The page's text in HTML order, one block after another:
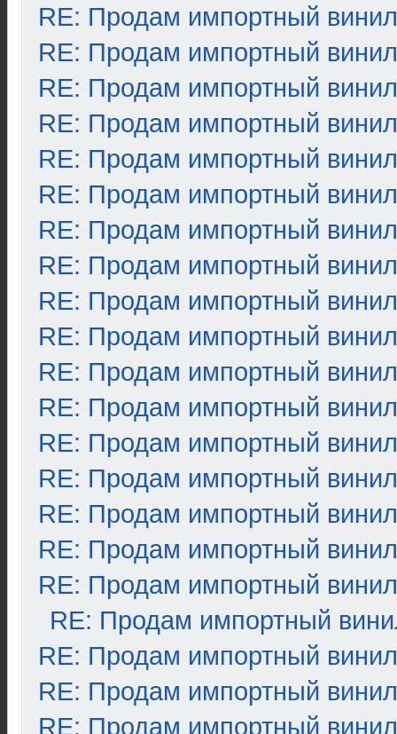
RE: Продам импортный винил
RE: Продам импортный винил
RE: Продам импортный винил
RE: Продам импортный винил
RE: Продам импортный винил
RE: Продам импортный винил
RE: Продам импортный винил
RE: Продам импортный винил
RE: Продам импортный винил
RE: Продам импортный винил
RE: Продам импортный винил
RE: Продам импортный винил
RE: Продам импортный винил
RE: Продам импортный винил
RE: Продам импортный винил
RE: Продам импортный винил
RE: Продам импортный винил
RE: Продам импортный
RE: Продам импортный винил
RE: Продам импортный винил
RE: Продам импортный винил